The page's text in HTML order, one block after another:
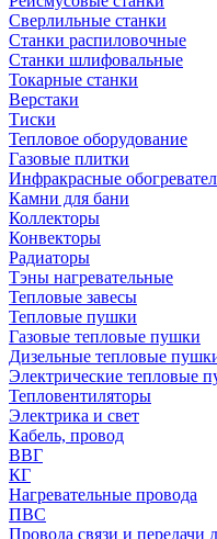
Сверлильные станки
Станки распиловочные
Станки шлифовальные
Токарные станки
Верстаки
Тиски
Тепловое оборудование
Газовые плитки
Инфракрасные
Камни для бани
Коллекторы
Конвекторы
Радиаторы
Тэны нагревательные
Тепловые завесы
Тепловые пушки
Газовые тепловые пушки
Дизельные тепловые
Электрические тепловые
Тепловентиляторы
Электрика и свет
Кабель, провод
ВВГ
КГ
Нагревательные провода
ПВС
Провода связи и передачи